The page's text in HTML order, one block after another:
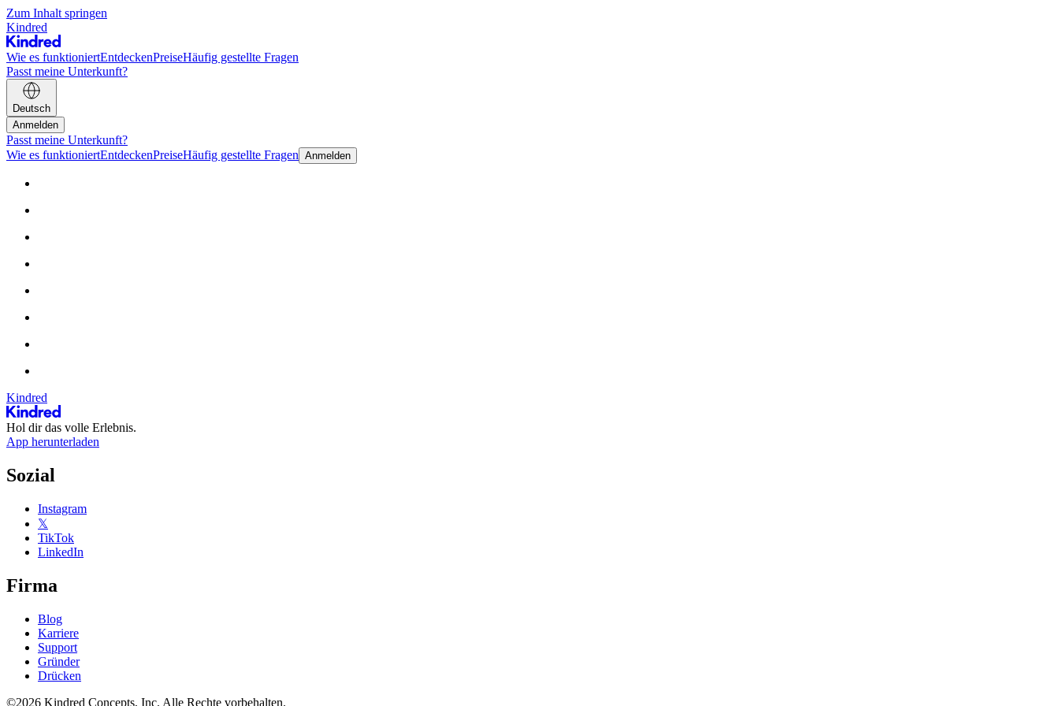
Zum Inhalt springen
Kindred
Wie es funktioniertEntdeckenPreiseHäufig gestellte Fragen
Passt meine Unterkunft?
Deutsch
Anmelden
Passt meine Unterkunft?
Wie es funktioniertEntdeckenPreiseHäufig gestellte Fragen Anmelden
Kindred
Hol dir das volle Erlebnis.
App herunterladen
Sozial
Instagram
𝕏
TikTok
LinkedIn
Firma
Blog
Karriere
Support
Gründer
Drücken
©2026 Kindred Concepts, Inc. Alle Rechte vorbehalten.